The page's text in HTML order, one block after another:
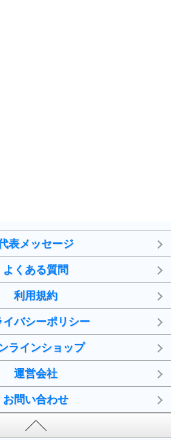
表メッセージ
よくある質問
利用規約
イバシーポリシー
ラインショップ
運営会社
お問い合わせ